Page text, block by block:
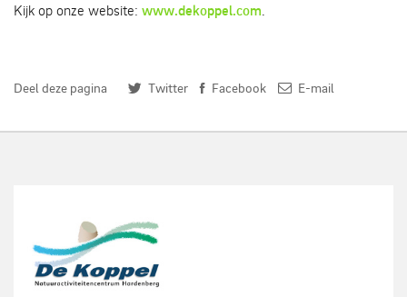
Kijk op onze website: www.dekoppel.com.
Deel deze pagina Twitter Facebook E-mail